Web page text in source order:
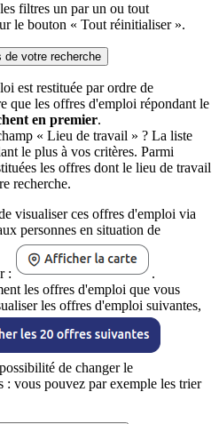
filtres un par un ou tout
le bouton « Tout réinitialiser ».
votre recherche
est restituée par ordre de
que les offres d'emploi répondant le
en premier.
« Lieu de travail » ? La liste
le plus à vos critères. Parmi
les offres dont le lieu de travail
recherche.
visualiser ces offres d'emploi via
personnes en situation de
:
.
les offres d'emploi que vous
les offres d'emploi suivantes,
de changer le
: vous pouvez par exemple les trier